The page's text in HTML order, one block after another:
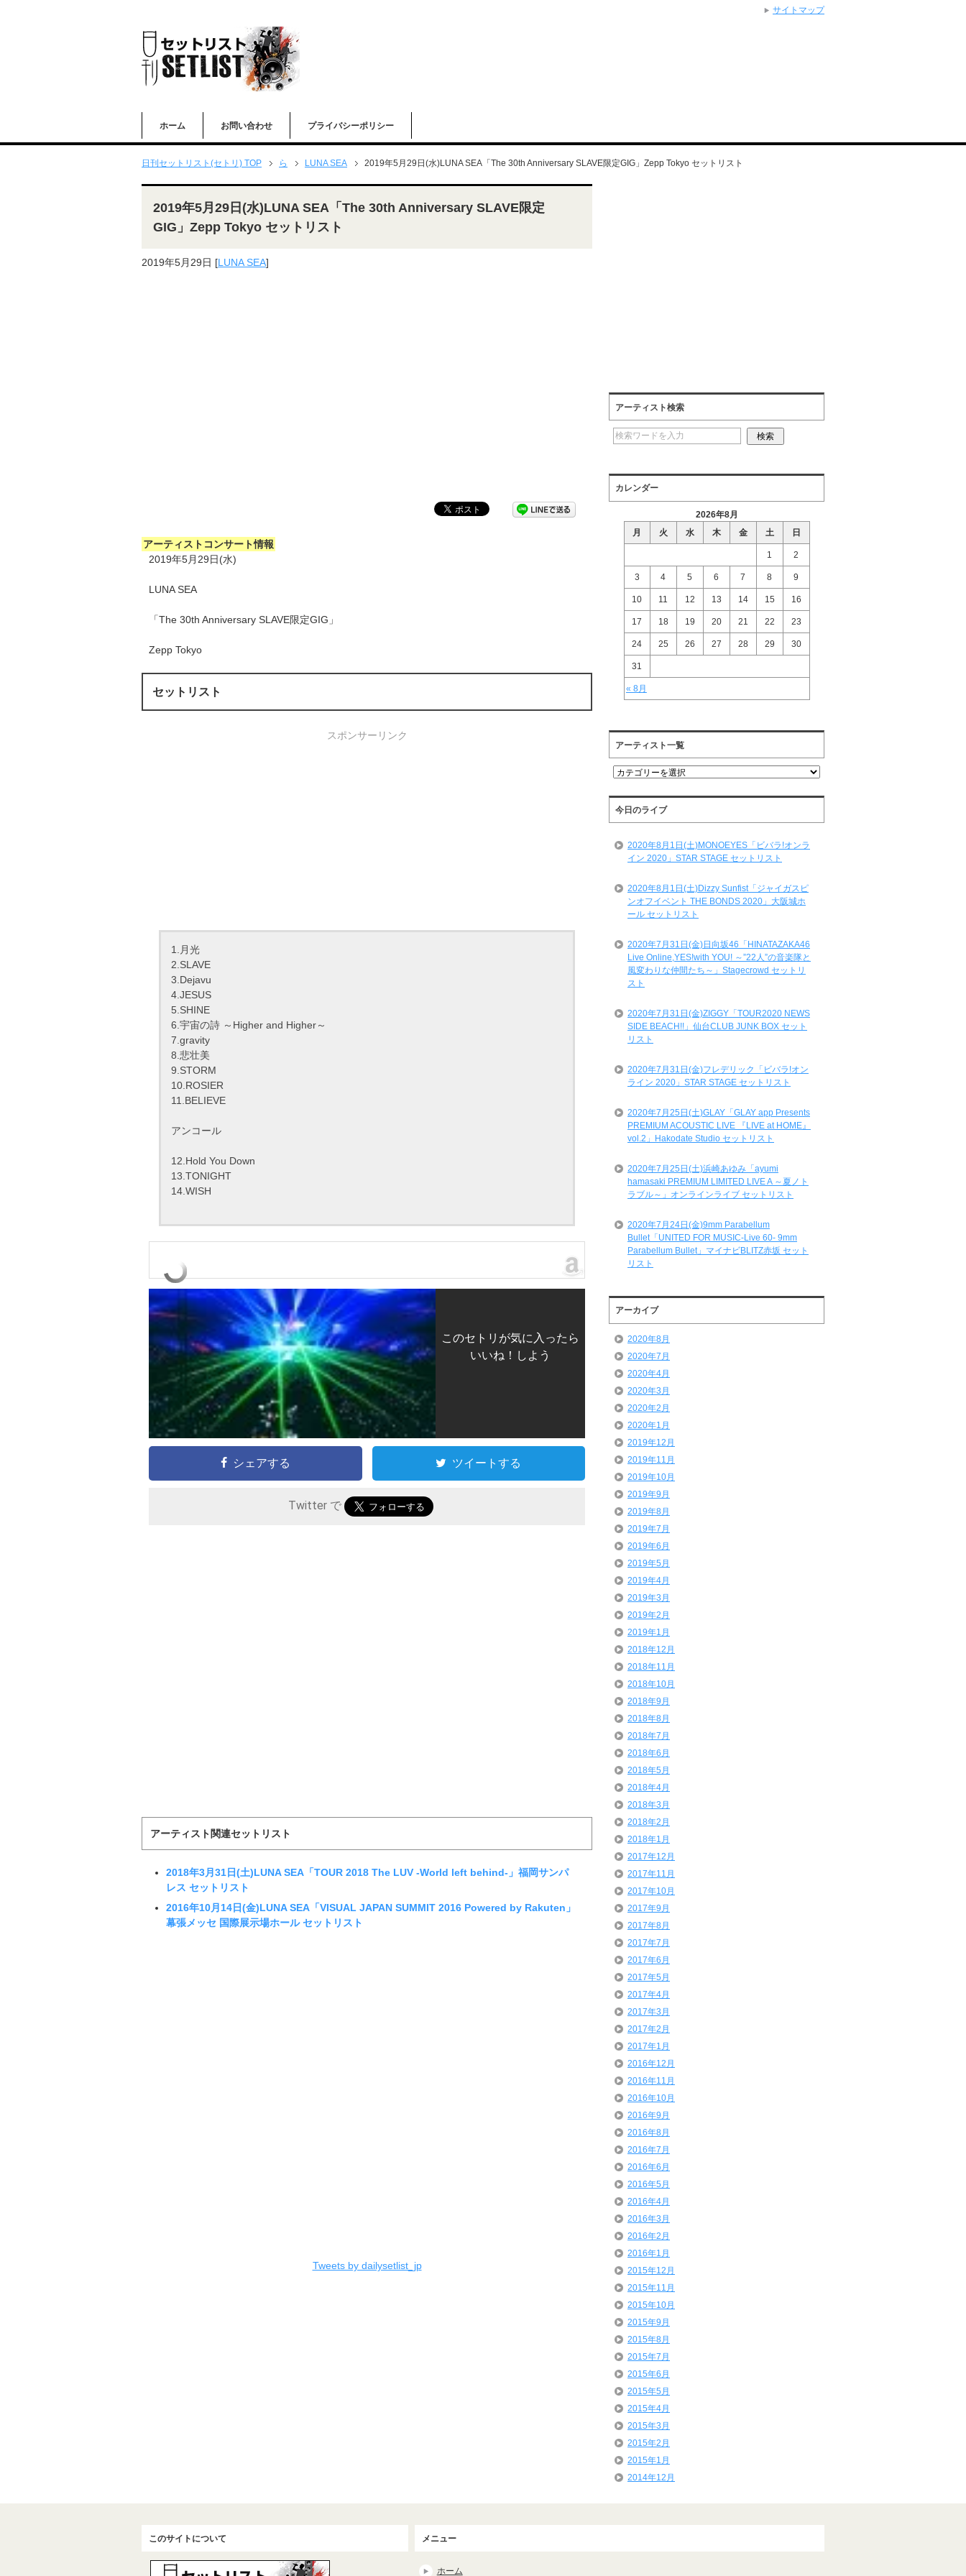
ホーム お問い合わせ プライバシーポリシー
日刊セットリスト(セトリ) TOP ら LUNA SEA 2019年5月29日(水)LUNA SEA「The 30th Anniversary SLAVE限定GIG」Zepp Tokyo セットリスト
2019年5月29日(水)LUNA SEA「The 30th Anniversary SLAVE限定
GIG」Zepp Tokyo セットリスト
2019年5月29日 [LUNA SEA]
アーティストコンサート情報
2019年5月29日(水)
LUNA SEA
「The 30th Anniversary SLAVE限定GIG」
Zepp Tokyo
セットリスト
スポンサーリンク
1.月光
2.SLAVE
3.Dejavu
4.JESUS
5.SHINE
6.宇宙の詩 ～Higher and Higher～
7.gravity
8.悲壮美
9.STORM
10.ROSIER
11.BELIEVE
アンコール
12.Hold You Down
13.TONIGHT
14.WISH
このセトリが気に入ったら
いいね！しよう
シェアする ツイートする
Twitter で
アーティスト関連セットリスト
2018年3月31日(土)LUNA SEA「TOUR 2018 The LUV -World left behind-」福岡サンパ
レス セットリスト
2016年10月14日(金)LUNA SEA「VISUAL JAPAN SUMMIT 2016 Powered by Rakuten」
幕張メッセ 国際展示場ホール セットリスト
Tweets by dailysetlist_jp
アーティスト検索
カレンダー
2026年8月
月
火 水 木 金 土 日
« 8月
1 2
3 4 5 6 7 8 9
10 11 12 13 14 15 16
17 18 19 20 21 22 23
24 25 26 27 28 29 30
31
アーティスト一覧
ア
テ
ィ
ス
一
今日のライブ
2020年8月1日(土)MONOEYES「ビバラ!オンラ
イン 2020」STAR STAGE セットリスト
2020年8月1日(土)Dizzy Sunfist「ジャイガスピ
ンオフイベント THE BONDS 2020」大阪城ホ
ール セットリスト
2020年7月31日(金)日向坂46「HINATAZAKA46
Live Online,YES!with YOU! ～”22人”の音楽隊と
風変わりな仲間たち～」Stagecrowd セットリ
スト
2020年7月31日(金)ZIGGY「TOUR2020 NEWS
SIDE BEACH!!」仙台CLUB JUNK BOX セット
リスト
2020年7月31日(金)フレデリック「ビバラ!オン
ライン 2020」STAR STAGE セットリスト
2020年7月25日(土)GLAY「GLAY app Presents
PREMIUM ACOUSTIC LIVE 『LIVE at HOME』
vol.2」Hakodate Studio セットリスト
2020年7月25日(土)浜崎あゆみ「ayumi
hamasaki PREMIUM LIMITED LIVE A ～夏ノト
ラブル～」オンラインライブ セットリスト
2020年7月24日(金)9mm Parabellum
Bullet「UNITED FOR MUSIC-Live 60- 9mm
Parabellum Bullet」マイナビBLITZ赤坂 セット
リスト
アーカイブ
2020年8月
2020年7月
2020年4月
2020年3月
2020年2月
2020年1月
2019年12月
2019年11月
2019年10月
2019年9月
2019年8月
2019年7月
2019年6月
2019年5月
2019年4月
2019年3月
2019年2月
2019年1月
2018年12月
2018年11月
2018年10月
2018年9月
2018年8月
2018年7月
2018年6月
2018年5月
2018年4月
2018年3月
2018年2月
2018年1月
2017年12月
2017年11月
2017年10月
2017年9月
2017年8月
2017年7月
2017年6月
2017年5月
2017年4月
2017年3月
2017年2月
2017年1月
2016年12月
2016年11月
2016年10月
2016年9月
2016年8月
2016年7月
2016年6月
2016年5月
2016年4月
2016年3月
2016年2月
2016年1月
2015年12月
2015年11月
2015年10月
2015年9月
2015年8月
2015年7月
2015年6月
2015年5月
2015年4月
2015年3月
2015年2月
2015年1月
2014年12月
このサイトについて メニュー
ホーム
サイトマップ